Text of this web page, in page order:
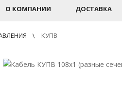
О КОМПАНИИ ДОСТАВКА
КУПВ